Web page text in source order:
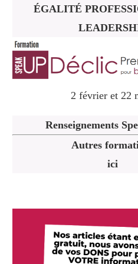
ÉGALITÉ
2 février et 22
Renseignements
Autres
ici